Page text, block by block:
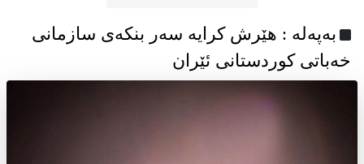
به‌په‌له‌ : هێرش کرایە سەر بنکەی سازمانی
خەباتی کوردستانی ئێران